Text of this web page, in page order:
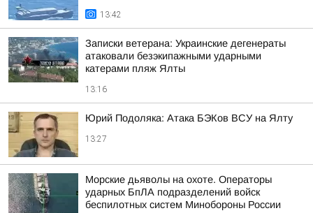
13:42
Записки ветерана: Украинские дегенераты
атаковали безэкипажными ударными
катерами пляж Ялты
13:16
Юрий Подоляка: Атака БЭКов ВСУ на Ялту
13:27
Морские дьяволы на охоте. Операторы
ударных БпЛА подразделений войск
беспилотных систем Минобороны России